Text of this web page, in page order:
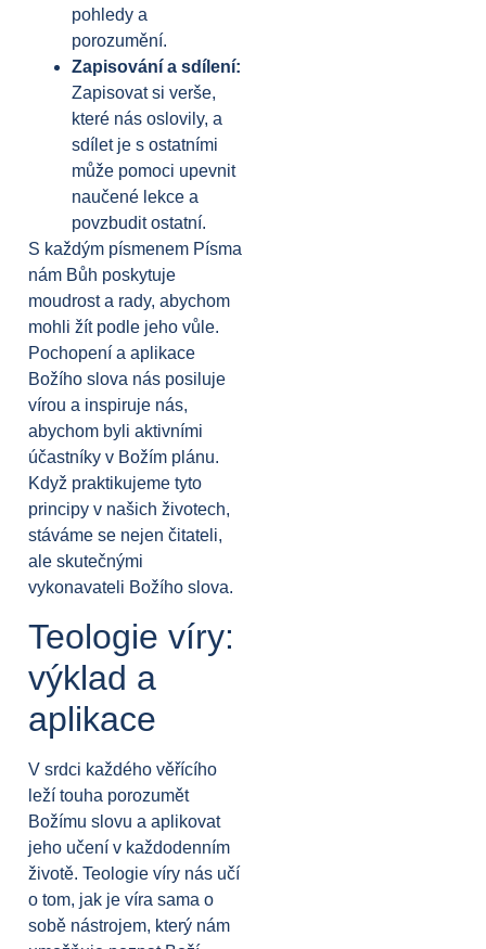
pohledy a
porozumění.
Zapisování a sdílení:
Zapisovat si verše,
které nás oslovily, a
sdílet je s ostatními
může pomoci upevnit
naučené lekce a
povzbudit ostatní.
S každým písmenem Písma
nám Bůh poskytuje
moudrost a rady, abychom
mohli žít podle jeho vůle.
Pochopení a aplikace
Božího slova nás posiluje
vírou a inspiruje nás,
abychom byli aktivními
účastníky v Božím plánu.
Když praktikujeme tyto
principy v našich životech,
stáváme se nejen čitateli,
ale skutečnými
vykonavateli Božího slova.
Teologie víry:
výklad a
aplikace
V srdci každého věřícího
leží touha porozumět
Božímu slovu a aplikovat
jeho učení v každodenním
životě. Teologie víry nás učí
o tom, jak je víra sama o
sobě nástrojem, který nám